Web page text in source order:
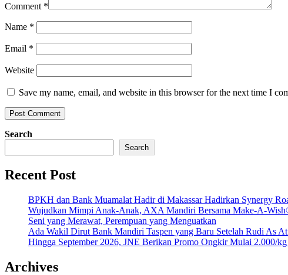
Comment *
Name *
Email *
Website
Save my name, email, and website in this browser for the next time I
Search
Search
Recent Post
BPKH dan Bank Muamalat Hadir di Makassar Hadirkan Synergy
Wujudkan Mimpi Anak-Anak, AXA Mandiri Bersama Make-A-
Seni yang Merawat, Perempuan yang Menguatkan
Ada Wakil Dirut Bank Mandiri Taspen yang Baru Setelah Rudi As
Hingga September 2026, JNE Berikan Promo Ongkir Mulai 2.000/kg
Archives